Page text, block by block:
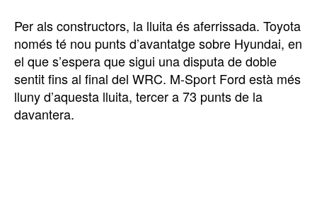
Per als constructors, la lluita és aferrissada. Toyota
només té nou punts d’avantatge sobre Hyundai, en
el que s’espera que sigui una disputa de doble
sentit fins al final del WRC. M-Sport Ford està més
lluny d’aquesta lluita, tercer a 73 punts de la
davantera.